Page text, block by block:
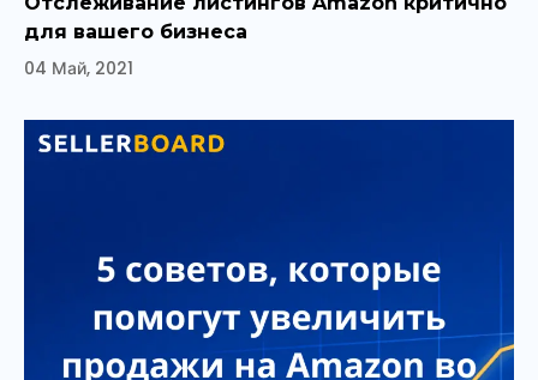
для вашего бизнеса
04 Май, 2021